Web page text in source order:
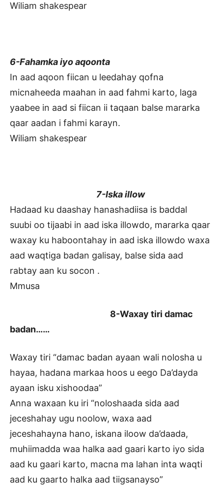
Wiliam shakespear
6-Fahamka iyo aqoonta
In aad aqoon fiican u leedahay qofna
micnaheeda maahan in aad fahmi karto, laga
yaabee in aad si fiican ii taqaan balse mararka
qaar aadan i fahmi karayn.
Wiliam shakespear
7-Iska illow
Hadaad ku daashay hanashadiisa is baddal
suubi oo tijaabi in aad iska illowdo, mararka qaar
waxay ku haboontahay in aad iska illowdo waxa
aad waqtiga badan galisay, balse sida aad
rabtay aan ku socon .
Mmusa
8-Waxay tiri damac
badan……
Waxay tiri “damac badan ayaan wali nolosha u
hayaa, hadana markaa hoos u eego Da’dayda
ayaan isku xishoodaa”
Anna waxaan ku iri “noloshaada sida aad
jeceshahay ugu noolow, waxa aad
jeceshahayna hano, iskana iloow da’daada,
muhiimadda waa halka aad gaari karto iyo sida
aad ku gaari karto, macna ma lahan inta waqti
aad ku gaarto halka aad tiigsanayso”